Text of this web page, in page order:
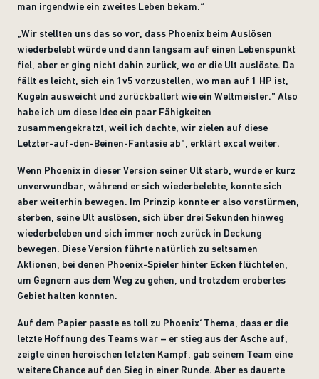
man irgendwie ein zweites Leben bekam.“
„Wir stellten uns das so vor, dass Phoenix beim Auslösen
wiederbelebt würde und dann langsam auf einen Lebenspunkt
fiel, aber er ging nicht dahin zurück, wo er die Ult auslöste. Da
fällt es leicht, sich ein 1v5 vorzustellen, wo man auf 1 HP ist,
Kugeln ausweicht und zurückballert wie ein Weltmeister.“ Also
habe ich um diese Idee ein paar Fähigkeiten
zusammengekratzt, weil ich dachte, wir zielen auf diese
Letzter-auf-den-Beinen-Fantasie ab“, erklärt excal weiter.
Wenn Phoenix in dieser Version seiner Ult starb, wurde er kurz
unverwundbar, während er sich wiederbelebte, konnte sich
aber weiterhin bewegen. Im Prinzip konnte er also vorstürmen,
sterben, seine Ult auslösen, sich über drei Sekunden hinweg
wiederbeleben und sich immer noch zurück in Deckung
bewegen. Diese Version führte natürlich zu seltsamen
Aktionen, bei denen Phoenix-Spieler hinter Ecken flüchteten,
um Gegnern aus dem Weg zu gehen, und trotzdem erobertes
Gebiet halten konnten.
Auf dem Papier passte es toll zu Phoenix‘ Thema, dass er die
letzte Hoffnung des Teams war – er stieg aus der Asche auf,
zeigte einen heroischen letzten Kampf, gab seinem Team eine
weitere Chance auf den Sieg in einer Runde. Aber es dauerte